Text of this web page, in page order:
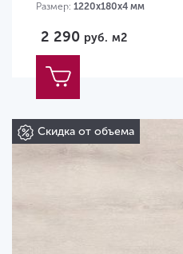
Размер: 1220х180х4 мм
2 290 руб. м2
Скидка от объема